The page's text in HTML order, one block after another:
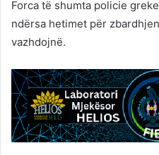
Forca të shumta policie
ndërsa hetimet për
vazhdojnë.